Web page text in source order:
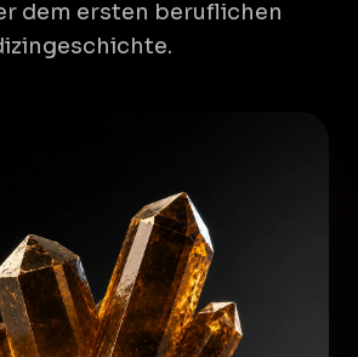
dem ersten beruflichen